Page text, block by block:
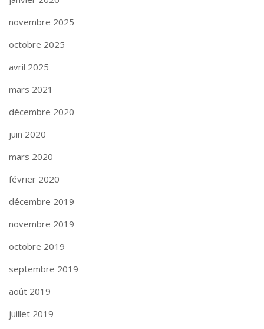
novembre 2025
octobre 2025
avril 2025
mars 2021
décembre 2020
juin 2020
mars 2020
février 2020
décembre 2019
novembre 2019
octobre 2019
septembre 2019
août 2019
juillet 2019